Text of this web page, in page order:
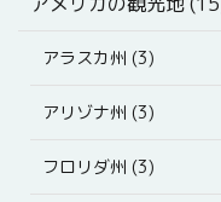
アラスカ州 (3)
アリゾナ州 (3)
フロリダ州 (3)